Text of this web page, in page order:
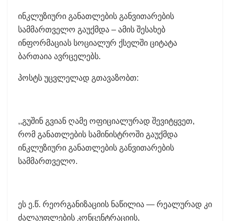
ინკლუზიური განათლების განვითარების
სამმართველო გაუქმდა – ამის შესახებ
ინფორმაციას სოციალურ ქსელში ციტატა
ბართაია ავრცელებს.
პოსტს უცვლელად გთავაზობთ:
,,გუშინ გვიან ღამე ოფიციალურად შევიტყვეთ,
რომ განათლების სამინისტროში გაუქმდა
ინკლუზიური განათლების განვითარების
სამმართველო.
ეს ე.წ. რეორგანიზაციის ნაწილია — რეალურად კი
ძალაუფლების კონცენტრაციის,